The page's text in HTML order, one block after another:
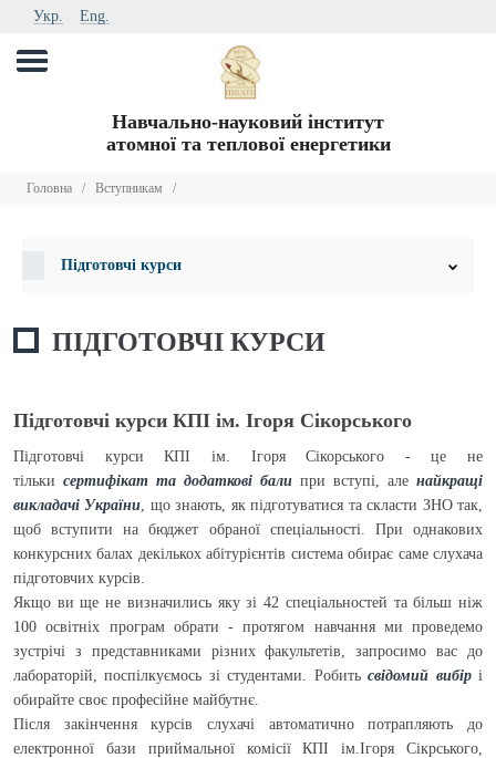
Укр. Eng.
Навчально-науковий інститут
атомної та теплової енергетики
Головна / Вступникам /
Підготовчі курси
ПІДГОТОВЧІ КУРСИ
Підготовчі курси КПІ ім. Ігоря Сікорського
Підготовчі курси КПІ ім. Ігоря Сікорського - це не
тільки сертифікат та додаткові бали при вступі, але найкращі
викладачі України, що знають, як підготуватися та скласти ЗНО так,
щоб вступити на бюджет обраної спеціальності. При однакових
конкурсних балах декількох абітурієнтів система обирає саме слухача
підготовчих курсів.
Якщо ви ще не визначились яку зі 42 спеціальностей та більш ніж
100 освітніх програм обрати - протягом навчання ми проведемо
зустрічі з представниками різних факультетів, запросимо вас до
лабораторій, поспілкуємось зі студентами. Робитьсвідомий вибірі
обирайте своє професійне майбутнє.
Після закінчення курсів слухачі автоматично потрапляють до
електронної бази приймальної комісії КПІ ім.Ігоря Сікрського,